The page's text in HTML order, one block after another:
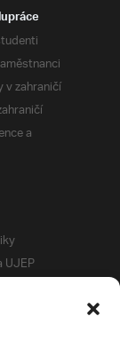
zahraničí
a
UJEP